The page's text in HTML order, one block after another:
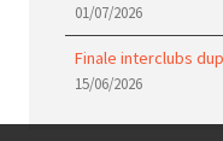
01/07/2026
Finale interclubs
15/06/2026